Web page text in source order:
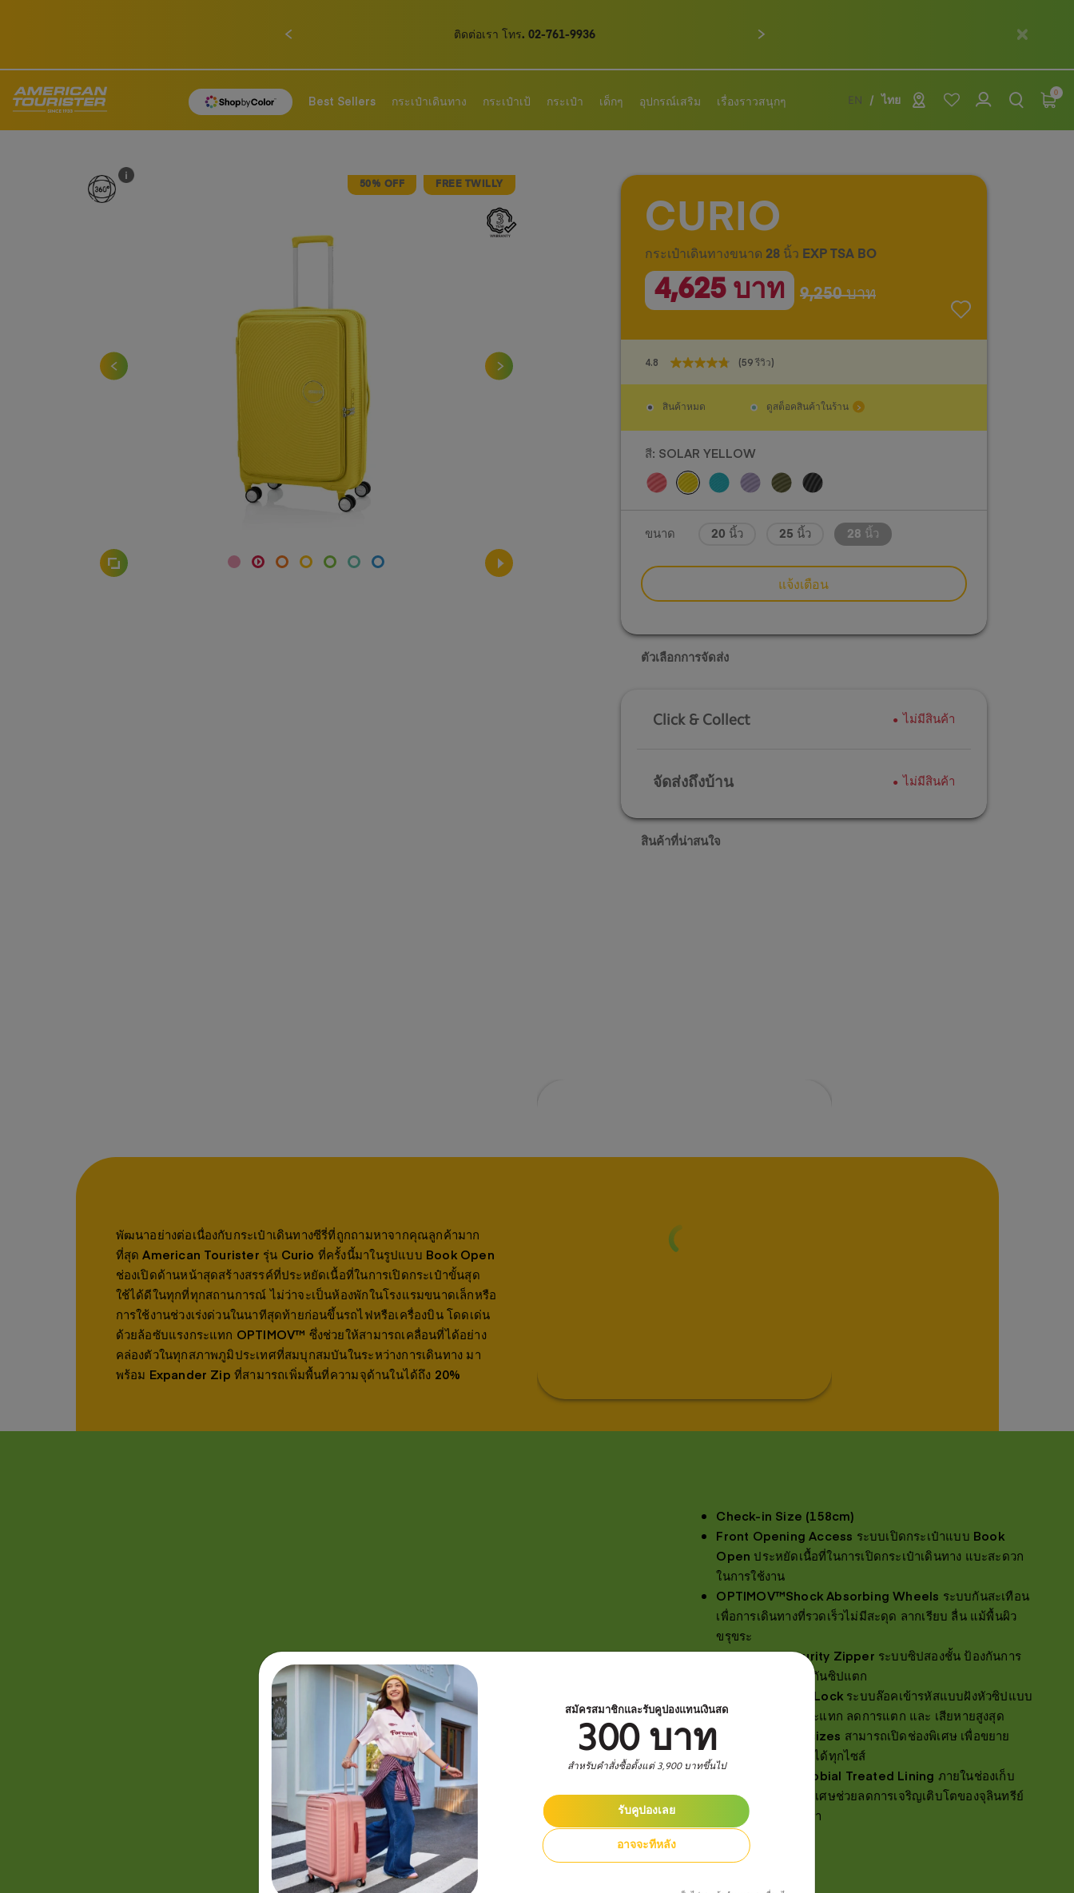
สมัครสมาชิกและรับคูปองแทนเงินสด
300 บาท
สำหรับคำสั่งซื้อตั้งแต่ 3,900 บาทขึ้นไป
อาจจะทีหลัง
รับคูปองเลย
ติดต่อเรา โทร. 02-761-9936
EN ไทย
0
Best Sellers กระเป๋าเดินทาง กระเป๋าเป้ กระเป๋า เด็กๆ อุปกรณ์เสริม เรื่องราวสนุกๆ
ภาพประกอบสินค้าเท่านั้น ขนาดและสีของกระเป๋าเดินทางอาจแตกต่างกัน
ไป โปรดตรวจสอบขนาดและสีของกระเป๋าเดินทางจริงก่อนซื้อ
50% OFF FREE TWILLY
CURIO
กระเป๋าเดินทางขนาด 28 นิ้ว EXP TSA BO
4,625 บาท 9,250 บาท
4.8 (59 รีวิว)
4.8
จาก
ดาว
59
บท
สินค้าหมด ดูสต็อคสินค้าในร้าน
สี: SOLAR YELLOW
ขนาด 20 นิ้ว 25 นิ้ว 28 นิ้ว
แจ้งเตือน
ตัวเลือกการจัดส่ง
Click & Collect ไม่มีสินค้า
จัดส่งถึงบ้าน ไม่มีสินค้า
สินค้าที่น่าสนใจ
พัฒนาอย่างต่อเนื่องกับกระเป๋าเดินทางซีรี่ที่ถูกถามหาจากคุณลูกค้ามาก
ที่สุด American Tourister รุ่น Curio ที่ครั้งนี้มาในรูปแบบ Book Open
ช่องเปิดด้านหน้าสุดสร้างสรรค์ที่ประหยัดเนื้อที่ในการเปิดกระเป๋าขั้นสุด
ใช้ได้ดีในทุกที่ทุกสถานการณ์ ไม่ว่าจะเป็นห้องพักในโรงแรมขนาดเล็กหรือ
การใช้งานช่วงเร่งด่วนในนาทีสุดท้ายก่อนขึ้นรถไฟหรือเครื่องบิน โดดเด่น
ด้วยล้อซับแรงกระแทก OPTIMOV™ ซึ่งช่วยให้สามารถเคลื่อนที่ได้อย่าง
คล่องตัวในทุกสภาพภูมิประเทศที่สมบุกสมบันในระหว่างการเดินทาง มา
พร้อม Expander Zip ที่สามารถเพิ่มพื้นที่ความจุด้านในได้ถึง 20%
Check-in Size (158cm)
Front Opening Access ระบบเปิดกระเป๋าแบบ Book
Open ประหยัดเนื้อที่ในการเปิดกระเป๋าเดินทาง แบะสะดวก
ในการใช้งาน
OPTIMOV™Shock Absorbing Wheels ระบบกันสะเทือน
เพื่อการเดินทางที่รวดเร็วไม่มีสะดุด ลากเรียบ ลื่น แม้พื้นผิว
ขรุขระ
DUOSAF™Security Zipper ระบบซิปสองชั้น ป้องกันการ
โจรกรรม และป้องกันซิปแตก
TSA 008 Combi Lock ระบบล๊อคเข้ารหัสแบบฝังหัวซิปแบบ
ใหม่ ป้องกันการกระแทก ลดการแตก และ เสียหายสูงสุด
Expander in all sizes สามารถเปิดช่องพิเศษ เพื่อขยาย
ความจุของกระเป๋าได้ทุกไซส์
rPET & Antimicrobial Treated Lining ภายในช่องเก็บ
ของ มีเนื้อผ้าแบบพิเศษช่วยลดการเจริญเติบโตของจุลินทรีย์
แบคทีเรียและเชื้อรา